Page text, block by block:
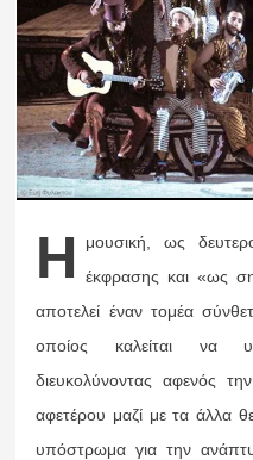
Η
μουσική, ως
έκφρασης και «ως
αποτελεί έναν τομέα
οποίος καλείται να
διευκολύνοντας αφενός
αφετέρου μαζί με τα άλλα
υπόστρωμα για την